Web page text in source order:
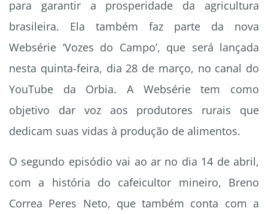
para garantir a prosperidade da agricultura
brasileira. Ela também faz parte da nova
Websérie ‘Vozes do Campo’, que será lançada
nesta quinta-feira, dia 28 de março, no canal do
YouTube da Orbia. A Websérie tem como
objetivo dar voz aos produtores rurais que
dedicam suas vidas à produção de alimentos.
O segundo episódio vai ao ar no dia 14 de abril,
com a história do cafeicultor mineiro, Breno
Correa Peres Neto, que também conta com a